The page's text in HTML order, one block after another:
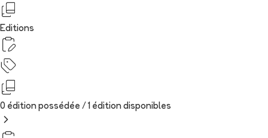
Editions
0 édition possédée / 1 édition disponibles